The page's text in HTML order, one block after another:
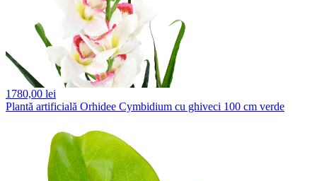
1780,00 lei
Plantă artificială Orhidee Cymbidium cu ghiveci 100 cm verde